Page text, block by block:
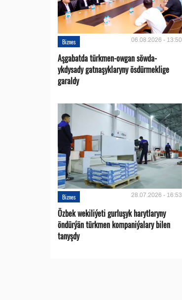
Biznes 06.08.2026 - 13:50
Aşgabatda türkmen-owgan söwda-
ykdysady gatnaşyklaryny ösdürmeklige
garaldy
Biznes 28.07.2026 - 16:53
Özbek wekiliýeti gurluşyk harytlaryny
öndürýän türkmen kompaniýalary bilen
tanyşdy